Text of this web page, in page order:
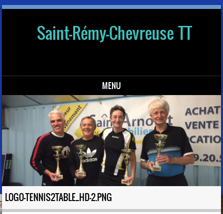
Saint-Rémy-Chevreuse TT
MENU
Skip to content
LOGO-TENNIS2TABLE_HD-2.PNG